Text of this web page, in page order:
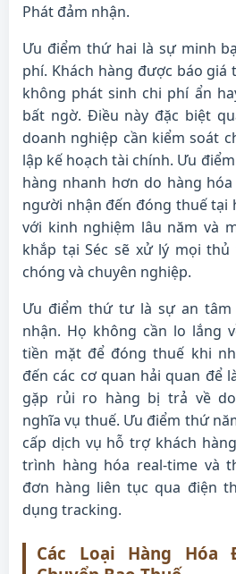
Phát đảm nhận.
Ưu điểm thứ hai là sự minh
phí. Khách hàng được báo
không phát sinh chi phí ẩn
bất ngờ. Điều này đặc biệt
doanh nghiệp cần kiểm soát
lập kế hoạch tài chính. Ưu
hàng nhanh hơn do hàng
người nhận đến đóng thuế tại
với kinh nghiệm lâu năm và
khắp tại Séc sẽ xử lý mọi
chóng và chuyên nghiệp.
Ưu điểm thứ tư là sự an
nhận. Họ không cần lo lắng
tiền mặt để đóng thuế khi
đến các cơ quan hải quan để
gặp rủi ro hàng bị trả về
nghĩa vụ thuế. Ưu điểm thứ
cấp dịch vụ hỗ trợ khách
trình hàng hóa real-time và
đơn hàng liên tục qua điện
dụng tracking.
Các Loại Hàng Hóa